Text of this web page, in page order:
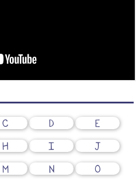
C D
E
H I
J
M N O